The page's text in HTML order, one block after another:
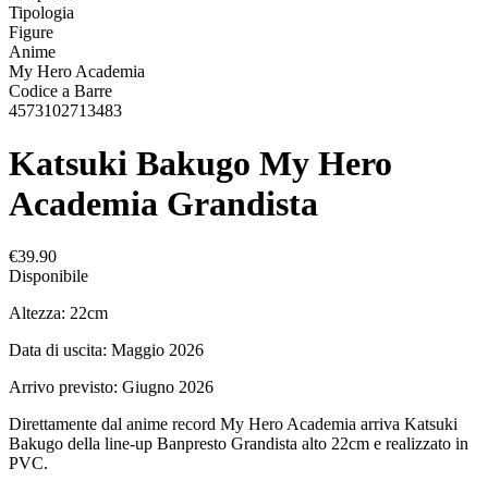
Tipologia
Figure
Anime
My Hero Academia
Codice a Barre
4573102713483
Katsuki Bakugo My Hero
Academia Grandista
€39.90
Disponibile
Altezza: 22cm
Data di uscita: Maggio 2026
Arrivo previsto: Giugno 2026
Direttamente dal anime record My Hero Academia arriva Katsuki
Bakugo della line-up Banpresto Grandista alto 22cm e realizzato in
PVC.